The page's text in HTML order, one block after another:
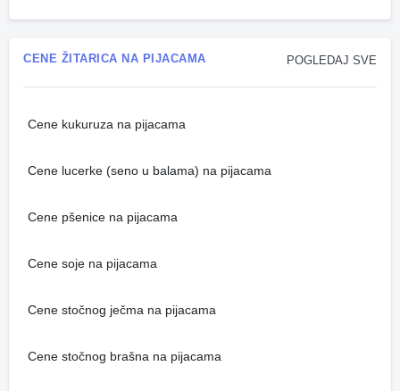
POGLEDAJ SVE
CENE ŽITARICA NA PIJACAMA
Cene kukuruza na pijacama
Cene lucerke (seno u balama) na pijacama
Cene pšenice na pijacama
Cene soje na pijacama
Cene stočnog ječma na pijacama
Cene stočnog brašna na pijacama